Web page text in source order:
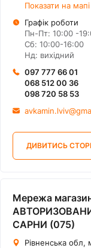
Показати на мапі
Графік роботи
Пн-Пт: 10:00 -
Сб: 10:00-16:00
Нд: вихідний
097 777 66 01
068 512 00 36
098 720 58 53
ДИВИТИСЬ
Мережа
САРНИ (075)
Рівненська